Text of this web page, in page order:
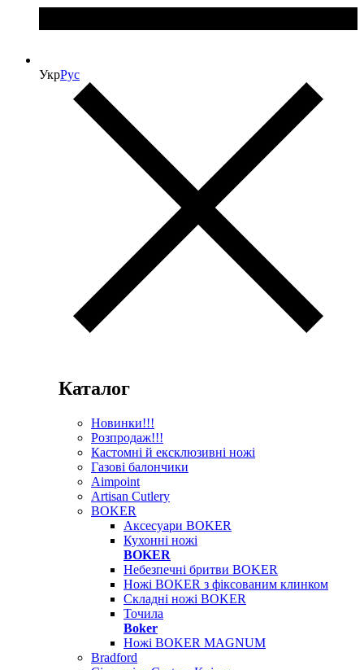
УкрРус
Каталог
Новинки!!!
Розпродаж!!!
Кастомні й ексклюзивні ножі
Газові балончики
Aimpoint
Artisan Cutlery
BOKER
Аксесуари BOKER
Кухонні ножі
BOKER
Небезпечні бритви BOKER
Ножі BOKER з фіксованим клинком
Складні ножі BOKER
Точила
Boker
Ножі BOKER MAGNUM
Bradford